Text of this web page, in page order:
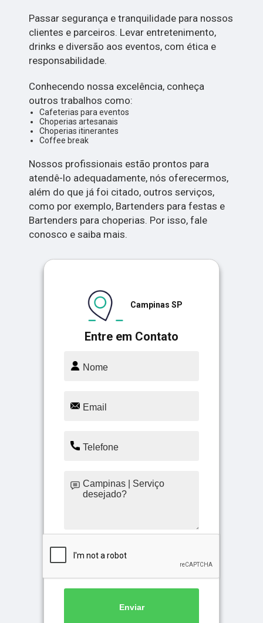
Passar segurança e tranquilidade para nossos
clientes e parceiros. Levar entretenimento,
drinks e diversão aos eventos, com ética e
responsabilidade.
Conhecendo nossa excelência, conheça
outros trabalhos como:
Cafeterias para eventos
Choperias artesanais
Choperias itinerantes
Coffee break
Nossos profissionais estão prontos para
atendê-lo adequadamente, nós oferecermos,
além do que já foi citado, outros serviços,
como por exemplo, Bartenders para festas e
Bartenders para choperias. Por isso, fale
conosco e saiba mais.
Entre em Contato
Campinas SP
Enviar